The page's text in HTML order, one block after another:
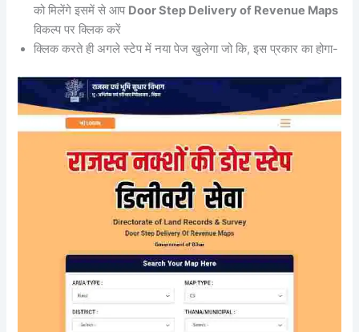
को मिलेंगे इसमें से आप Door Step Delivery of Revenue Maps
विकल्प पर क्लिक करें
क्लिक करते ही अगले स्टेप में नया पेज खुलेगा जो कि, इस प्रकार का होगा-